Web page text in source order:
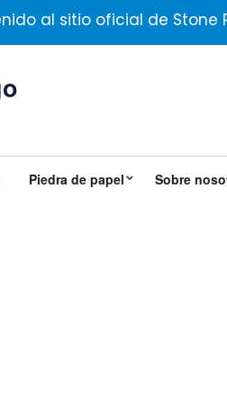
al sitio oficial de Stone
Piedra de papel Sobre